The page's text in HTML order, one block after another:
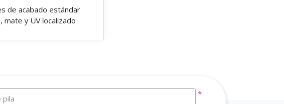
de acabado estándar
mate y UV localizado
*
pila